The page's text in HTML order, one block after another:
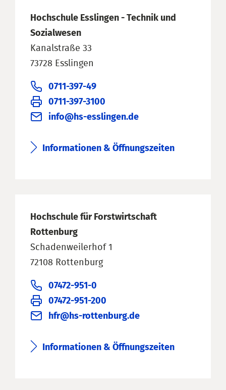
Hochschule Esslingen - Technik und
Sozialwesen
Kanalstraße 33
73728 Esslingen
0711-397-49
0711-397-3100
info@hs-esslingen.de
Informationen & Öffnungszeiten
Hochschule für Forstwirtschaft
Rottenburg
Schadenweilerhof 1
72108 Rottenburg
07472-951-0
07472-951-200
hfr@hs-rottenburg.de
Informationen & Öffnungszeiten